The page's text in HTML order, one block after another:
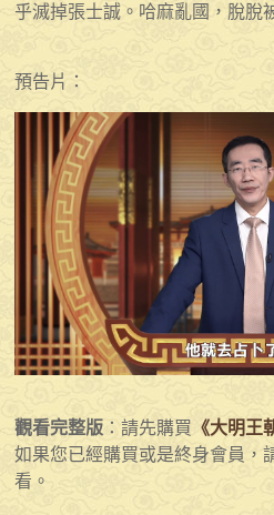
乎滅掉張士誠。哈麻亂國，脫脫
預告片：
觀看完整版 ：請先購買 《大明王
如果您已經購買或是終身會員，
看。